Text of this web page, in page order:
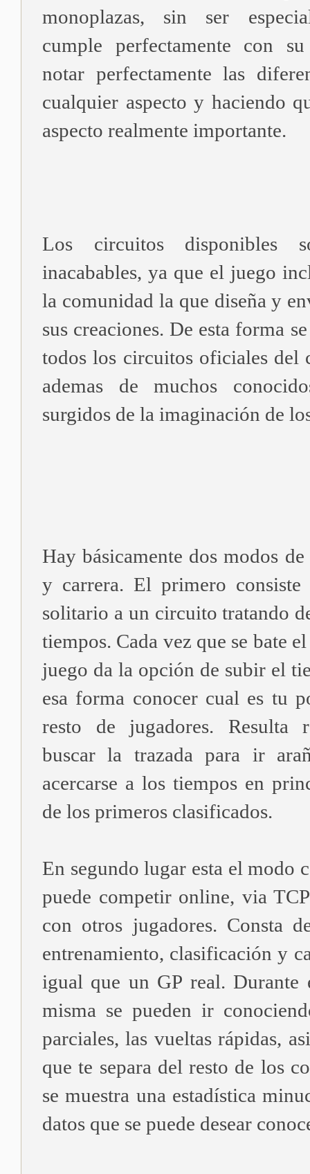
monoplazas, sin ser
cumple perfectamente con
notar perfectamente las
cualquier aspecto y haciendo
aspecto realmente importante.
Los circuitos disponibles
inacabables, ya que el juego
la comunidad la que diseña y
sus creaciones. De esta forma
todos los circuitos oficiales del
ademas de muchos
surgidos de la imaginación de
Hay básicamente dos modos
y carrera. El primero
solitario a un circuito tratando
tiempos. Cada vez que se bate
juego da la opción de subir el
esa forma conocer cual es tu
resto de jugadores. Resulta
buscar la trazada para ir
acercarse a los tiempos en
de los primeros clasificados.
En segundo lugar esta el modo
puede competir online, via
con otros jugadores. Consta
entrenamiento, clasificación y
igual que un GP real. Durante
misma se pueden ir
parciales, las vueltas rápidas,
que te separa del resto de los
se muestra una estadística
datos que se puede desear